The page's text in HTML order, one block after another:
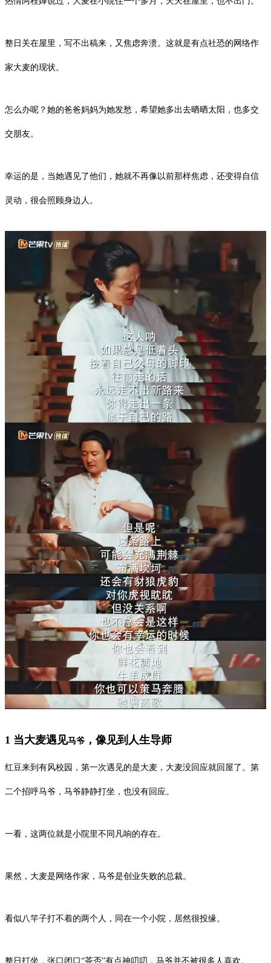
整日关在屋里，写不出稿来，又焦虑奔溃。这就是有点社恐的网络作
家大麦的现状。
怎么办呢？她的爸爸妈妈为她发愁，希望她多出去晒晒太阳，也多交
交朋友。
幸运的是，当她遇见了他们，她就不再像以前那样焦虑，还变得自信
灵动，很会照顾身边人。
1 当大麦遇见马爷 ，像见到人生导师
红豆来到有风校园，第一次遇见的是大麦，大麦没回应就回屋了。第
二个招呼马爷，马爷静静打坐，也没有回应。
一看，这两位就是小院里不同凡响的存在。
果然，大麦是网络作家，马爷是创业失败的总裁。
看似八竿子打不着的两个人，同在一个小院，居然很投缘。
整日打坐，张口闭口“茶否”有点神叨叨，马爷并不被很多人喜欢。